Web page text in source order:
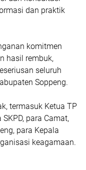
dan praktik
komitmen
hasil rembuk,
seluruh
Soppeng.
termasuk Ketua TP
para Camat,
para Kepala
keagamaan.